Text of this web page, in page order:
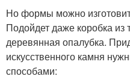
Но формы можно
Подойдет даже коробка из
деревянная опалубка.
искусственного камня
способами: